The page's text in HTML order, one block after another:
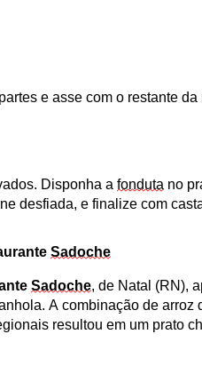
e asse com o restante
Disponha a fonduta no
desfiada, e finalize com
Sadoche
Sadoche, de Natal (RN),
A combinação de arroz
resultou em um prato